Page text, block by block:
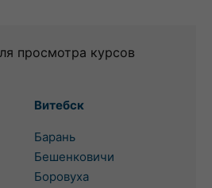
просмотра курсов
Витебск
Барань
Бешенковичи
Боровуха